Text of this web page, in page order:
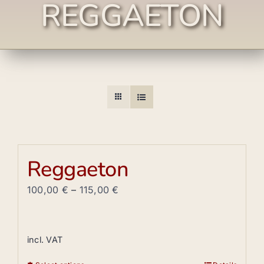
REGGAETON
Reggaeton
100,00 € – 115,00€
incl. VAT